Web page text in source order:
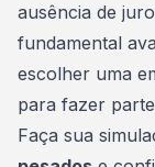
ausência de
fundamental
escolher uma
para fazer
Faça sua